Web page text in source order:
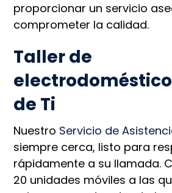
proporcionar un servicio
comprometer la calidad.
Taller de
de Ti
Nuestro Servicio de
siempre cerca, listo para
rápidamente a su llamada.
20 unidades móviles a las